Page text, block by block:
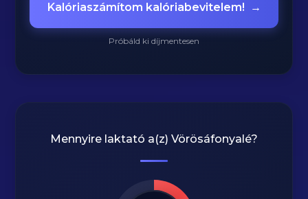
Kalóriaszámítom kalóriabevitelem! →
Próbáld ki díjmentesen
Mennyire laktató a(z) Vörösáfonyalé?